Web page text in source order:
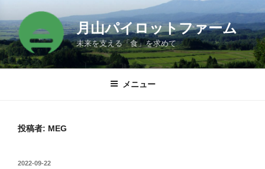
ン
テ
ン
ツ
月山パイロットファーム
未来を支える「食」を求めて
メニュー
投稿者: MEG
投
2022-09-22